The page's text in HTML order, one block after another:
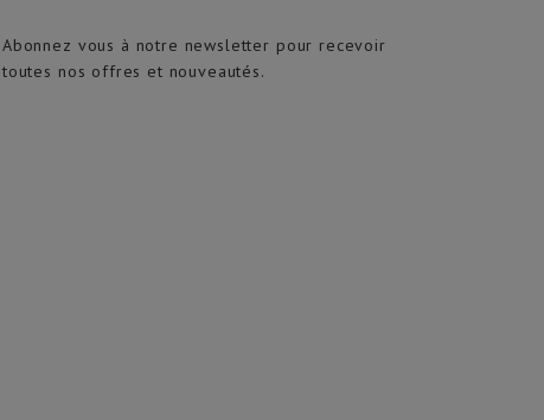
Abonnez vous à notre newsletter pour recevoir
toutes nos offres et nouveautés.